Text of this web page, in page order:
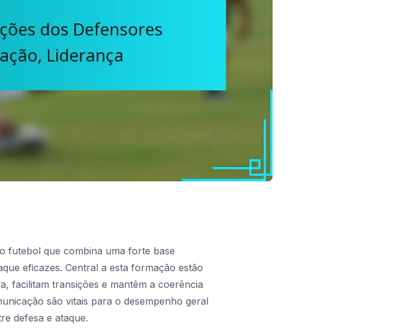
futebol que combina uma forte base
eficazes. Central a esta formação estão
facilitam transições e mantêm a coerência
são vitais para o desempenho geral
defesa e ataque.